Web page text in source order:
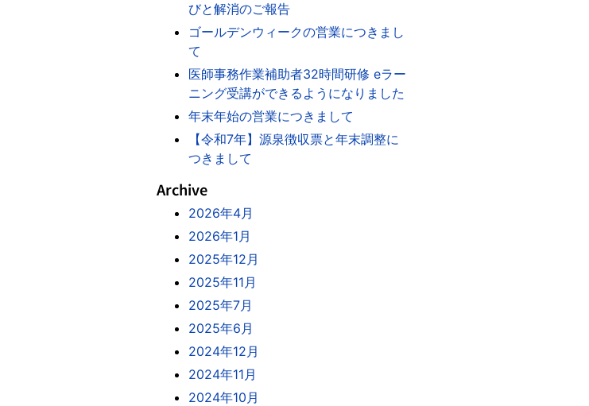
びと解消のご報告
ゴールデンウィークの営業につきまし
て
医師事務作業補助者32時間研修 eラー
ニング受講ができるようになりました
年末年始の営業につきまして
【令和7年】源泉徴収票と年末調整に
つきまして
Archive
2026年4月
2026年1月
2025年12月
2025年11月
2025年7月
2025年6月
2024年12月
2024年11月
2024年10月